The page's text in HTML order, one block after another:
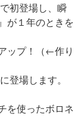
初登場し、瞬
が１年のときを
ップ！（←作り
登場します。
を使ったボロネ